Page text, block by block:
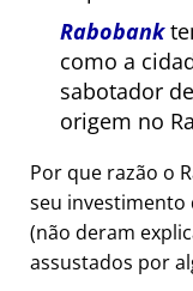
Rabobank
como a
sabotador
origem no
Por que razão o
seu investimento
(não deram
assustados por